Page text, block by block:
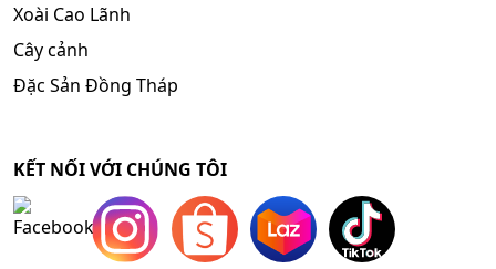
Xoài Cao Lãnh
Cây cảnh
Đặc Sản Đồng Tháp
KẾT NỐI VỚI CHÚNG TÔI